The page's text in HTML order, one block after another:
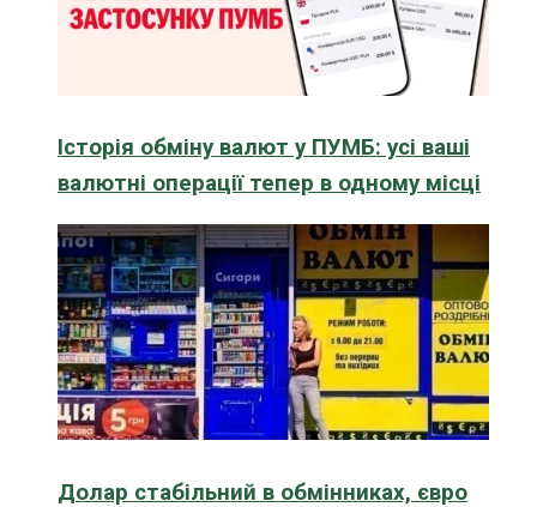
Історія обміну валют у ПУМБ: усі ваші
валютні операції тепер в одному місці
Долар стабільний в обмінниках, євро